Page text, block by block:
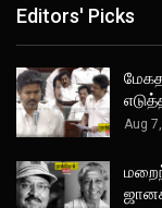
Editors' Picks
Aug